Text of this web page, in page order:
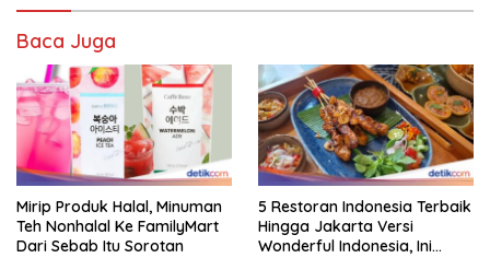
Baca Juga
Mirip Produk Halal, Minuman
Teh Nonhalal Ke FamilyMart
Dari Sebab Itu Sorotan
5 Restoran Indonesia Terbaik
Hingga Jakarta Versi
Wonderful Indonesia, Ini